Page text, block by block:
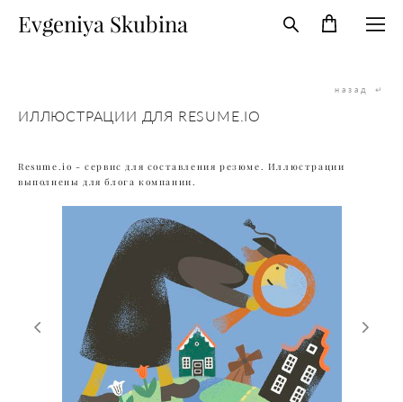
Evgeniya Skubina
назад ↵
ИЛЛЮСТРАЦИИ ДЛЯ RESUME.IO
Resume.io - сервис для составления резюме. Иллюстрации
выполнены для блога компании.